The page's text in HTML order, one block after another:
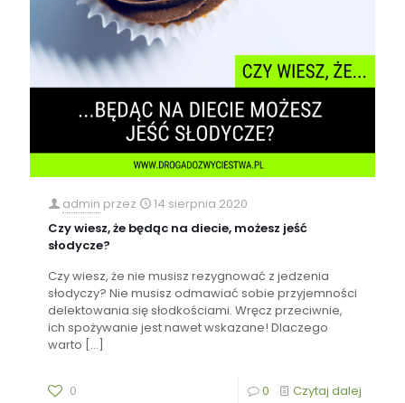
admin przez
14 sierpnia 2020
Czy wiesz, że będąc na diecie, możesz jeść
słodycze?
Czy wiesz, że nie musisz rezygnować z jedzenia
słodyczy? Nie musisz odmawiać sobie przyjemności
delektowania się słodkościami. Wręcz przeciwnie,
ich spożywanie jest nawet wskazane! Dlaczego
warto […]
0 0 Czytaj dalej